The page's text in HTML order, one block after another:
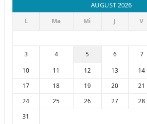
AUGUST 2026
L Ma Mi J V
3
4 5 6 7
10
11 12 13 14
17
18 19 20 21
24
25 26 27 28
31